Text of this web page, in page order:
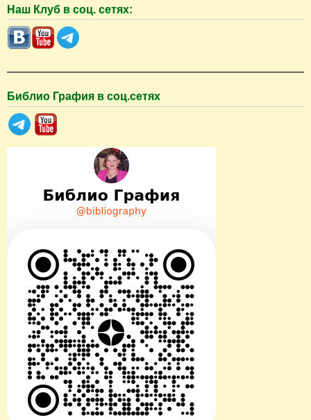
и
с
к
Наш Клуб в соц. сетях:
Библио Графия в соц.сетях